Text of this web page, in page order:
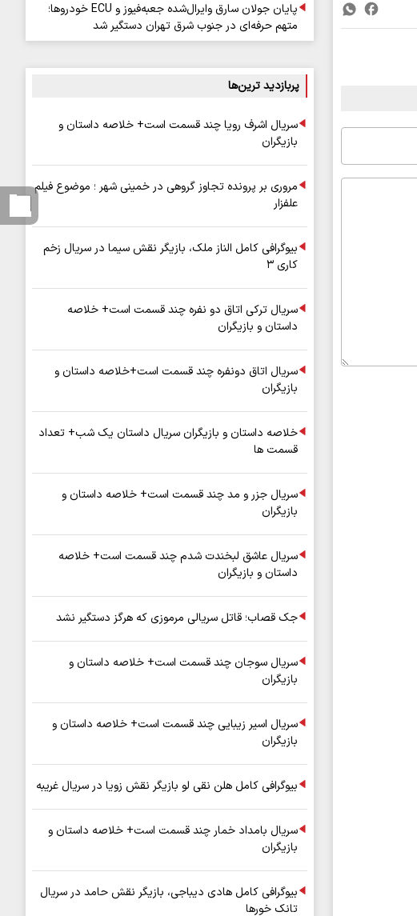
پایان جولان سارق وایرال‌شده جعبه‌فیوز و ECU خودروها؛
متهم حرفه‌ای در جنوب شرق تهران دستگیر شد
پربازدید ترین‌ها
سریال اشرف رویا چند قسمت است+ خلاصه داستان و
بازیگران
مروری بر پرونده تجاوز گروهی در خمینی شهر ؛ موضوع فیلم
علفزار
بیوگرافی کامل الناز ملک، بازیگر نقش سیما در سریال زخم
کاری ۳
سریال ترکی اتاق دو نفره چند قسمت است+ خلاصه
داستان و بازیگران
سریال اتاق دونفره چند قسمت است+خلاصه داستان و
بازیگران
خلاصه داستان و بازیگران سریال داستان یک شب+ تعداد
قسمت ها
سریال جزر و مد چند قسمت است+ خلاصه داستان و
بازیگران
سریال عاشق لبخندت شدم چند قسمت است+ خلاصه
داستان و بازیگران
جک قصاب؛ قاتل سریالی مرموزی که هرگز دستگیر نشد
سریال سوجان چند قسمت است+ خلاصه داستان و
بازیگران
سریال اسیر زیبایی چند قسمت است+ خلاصه داستان و
بازیگران
بیوگرافی کامل هلن نقی لو بازیگر نقش زویا در سریال غریبه
سریال بامداد خمار چند قسمت است+ خلاصه داستان و
بازیگران
بیوگرافی کامل هادی دیباجی، بازیگر نقش حامد در سریال
تانک خورها